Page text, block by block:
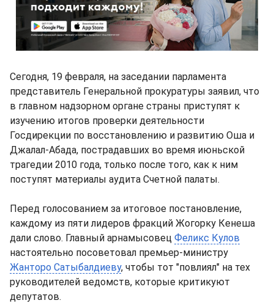
Сегодня, 19 февраля, на заседании парламента
представитель Генеральной прокуратуры заявил, что
в главном надзорном органе страны приступят к
изучению итогов проверки деятельности
Госдирекции по восстановлению и развитию Оша и
Джалал-Абада, пострадавших во время июньской
трагедии 2010 года, только после того, как к ним
поступят материалы аудита Счетной палаты.
Перед голосованием за итоговое постановление,
каждому из пяти лидеров фракций Жогорку Кенеша
дали слово. Главный арнамысовец Феликс Кулов
настоятельно посоветовал премьер-министру
Жанторо Сатыбалдиеву, чтобы тот "повлиял" на тех
руководителей ведомств, которые критикуют
депутатов.